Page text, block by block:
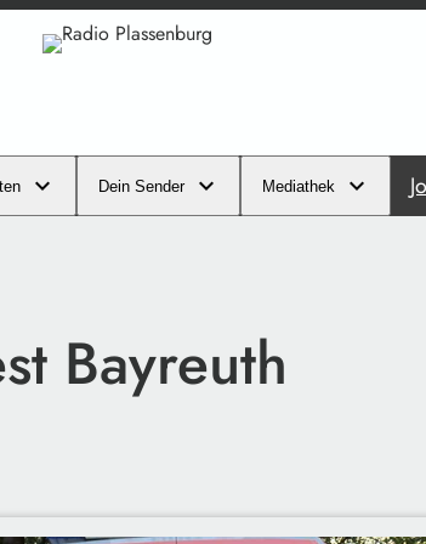
Dein Sender Mediathek
Bayreuth